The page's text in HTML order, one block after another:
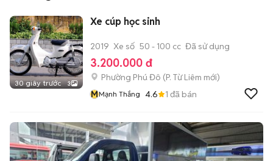
30 giây trước 3
Xe cúp học sinh
2019 Xe số 50 - 100 cc Đã sử dụng
3.200.000 đ
Phường Phú Đô (P. Từ Liêm mới)
MMạnh Thắng 4.6 1 đã bán